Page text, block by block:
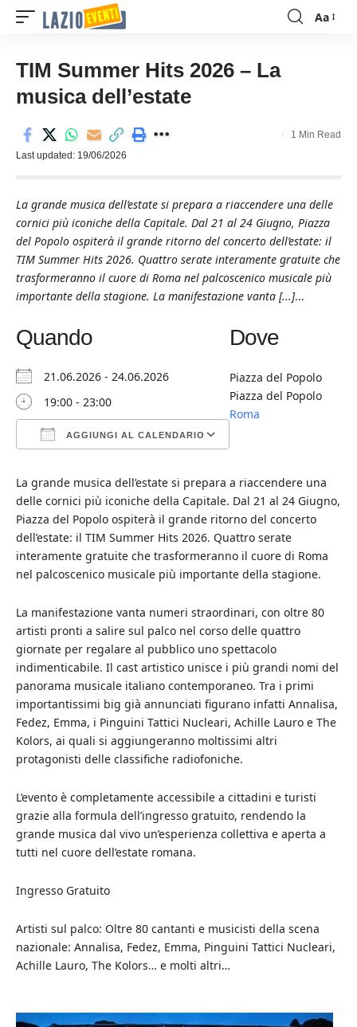
Font
Aa
TIM Summer Hits 2026 – La
musica dell’estate
Last updated: 19/06/2026
1 Min Read
La grande musica dell’estate si prepara a riaccendere una delle
cornici più iconiche della Capitale. Dal 21 al 24 Giugno, Piazza
del Popolo ospiterà il grande ritorno del concerto dell’estate: il
TIM Summer Hits 2026. Quattro serate interamente gratuite che
trasformeranno il cuore di Roma nel palcoscenico musicale più
importante della stagione. La manifestazione vanta [...]...
Quando
21.06.2026 - 24.06.2026
19:00 - 23:00
AGGIUNGI AL CALENDARIO
Dove
Piazza del Popolo
Piazza del Popolo
Roma
La grande musica dell’estate si prepara a riaccendere una
delle cornici più iconiche della Capitale. Dal 21 al 24 Giugno,
Piazza del Popolo ospiterà il grande ritorno del concerto
dell’estate: il TIM Summer Hits 2026. Quattro serate
interamente gratuite che trasformeranno il cuore di Roma
nel palcoscenico musicale più importante della stagione.
La manifestazione vanta numeri straordinari, con oltre 80
artisti pronti a salire sul palco nel corso delle quattro
giornate per regalare al pubblico uno spettacolo
indimenticabile. Il cast artistico unisce i più grandi nomi del
panorama musicale italiano contemporaneo. Tra i primi
importantissimi big già annunciati figurano infatti Annalisa,
Fedez, Emma, i Pinguini Tattici Nucleari, Achille Lauro e The
Kolors, ai quali si aggiungeranno moltissimi altri
protagonisti delle classifiche radiofoniche.
L’evento è completamente accessibile a cittadini e turisti
grazie alla formula dell’ingresso gratuito, rendendo la
grande musica dal vivo un’esperienza collettiva e aperta a
tutti nel cuore dell’estate romana.
Ingresso Gratuito
Artisti sul palco: Oltre 80 cantanti e musicisti della scena
nazionale: Annalisa, Fedez, Emma, Pinguini Tattici Nucleari,
Achille Lauro, The Kolors… e molti altri…